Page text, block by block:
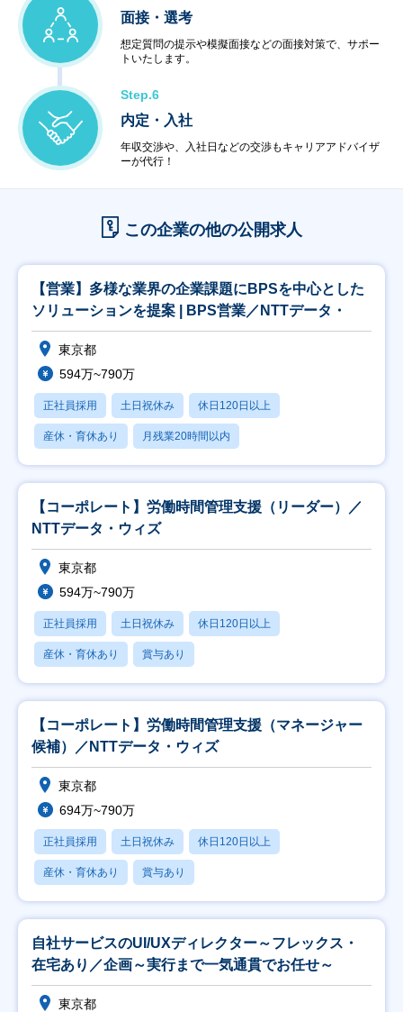
面接・選考
想定質問の提示や模擬面接などの面接対策で、サポー
トいたします。
Step.6
内定・入社
年収交渉や、入社日などの交渉もキャリアアドバイザ
ーが代行！
この企業の他の公開求人
【営業】多様な業界の企業課題にBPSを中心とした
ソリューションを提案 | BPS営業／NTTデータ・
東京都
594万~790万
正社員採用 土日祝休み 休日120日以上
産休・育休あり 月残業20時間以内
【コーポレート】労働時間管理支援（リーダー）／
NTTデータ・ウィズ
東京都
594万~790万
正社員採用 土日祝休み 休日120日以上
産休・育休あり 賞与あり
【コーポレート】労働時間管理支援（マネージャー
候補）／NTTデータ・ウィズ
東京都
694万~790万
正社員採用 土日祝休み 休日120日以上
産休・育休あり 賞与あり
自社サービスのUI/UXディレクター～フレックス・
在宅あり／企画～実行まで一気通貫でお任せ～
東京都